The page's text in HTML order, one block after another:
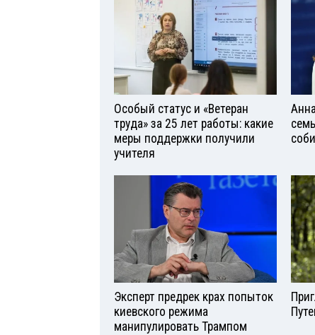
Особый статус и «Ветеран
труда» за 25 лет работы: какие
меры поддержки получили
учителя
Эксперт предрек крах попыток
киевского режима
манипулировать Трампом